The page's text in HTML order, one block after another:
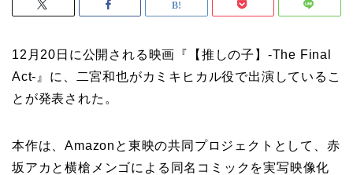
12月20日に公開される映画『【推しの子】-The Final
Act-』 に、二宮和也がカミキヒカル役で出演しているこ
とが発表された。
本作は、Amazonと東映の共同プロジェクトとして、赤
坂アカと横槍メンゴによる同名コミックを実写映像化